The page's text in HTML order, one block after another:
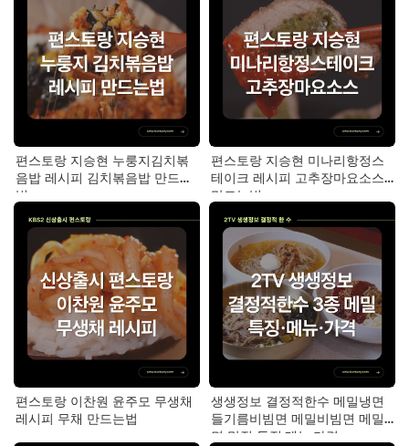
편스토랑 지승현 누룽지김치볶
음밥 레시피 김치볶음밥 만드는
법
편스토랑 지승현 미나리항정스
테이크 레시피 고추장마요소스
만드는법
편스토랑 이찬원 윤주모 무생채
레시피 무채 만드는법
생생정보 결정적한수 메밀냉면
들기름비빔면 메밀비빔면 메밀
면 맛집 특징·메뉴·가격